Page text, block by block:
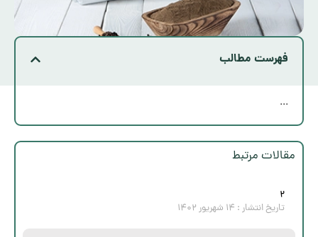
مقالات مرتبط
۲
تاریخ انتشار : ۱۴ شهریور ۱۴۰۲
فهرست مطالب
...